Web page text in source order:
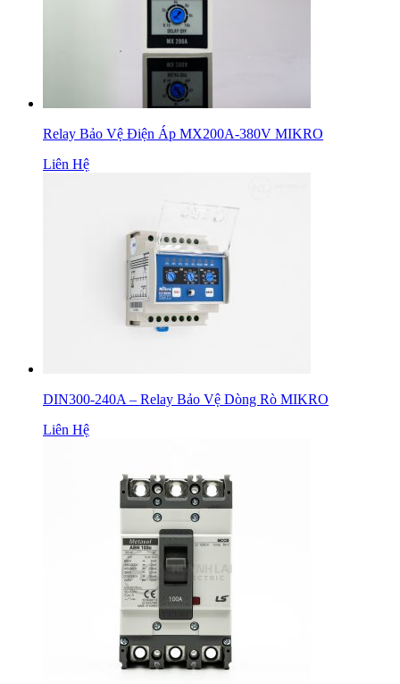
Relay Bảo Vệ Điện Áp MX200A-380V MIKRO
Liên Hệ
DIN300-240A – Relay Bảo Vệ Dòng Rò MIKRO
Liên Hệ